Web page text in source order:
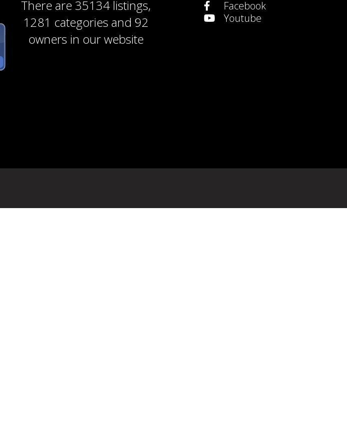
There are35134 listings,
1281 categories and 92
owners in our website
Facebook
Youtube